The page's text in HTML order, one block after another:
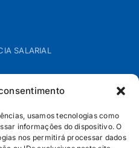
usamos tecnologias como
informações do dispositivo. O
nos permitirá processar dados
SALARIAL